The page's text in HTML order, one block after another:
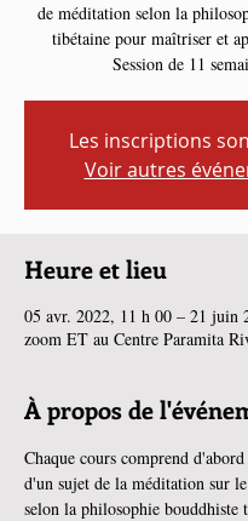
de méditation selon la
tibétaine pour maîtriser et
Session de 11
Les inscriptions
Voir autres
Heure et lieu
05 avr. 2022, 11 h 00 – 21 juin
zoom ET au Centre Paramita
À propos de
Chaque cours comprend
d'un sujet de la méditation sur
selon la philosophie bouddhiste